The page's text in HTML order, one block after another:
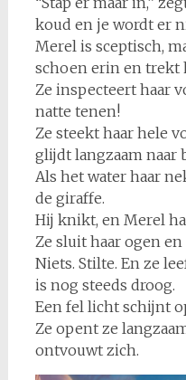
koud en je wordt er
Merel is sceptisch,
schoen erin en trekt
Ze inspecteert haar
natte tenen!
Ze steekt haar hele
glijdt langzaam naar
Als het water haar
de giraffe.
Hij knikt, en Merel
Ze sluit haar ogen
Niets. Stilte. En ze
is nog steeds droog.
Een fel licht schijnt
Ze opent ze
ontvouwt zich.